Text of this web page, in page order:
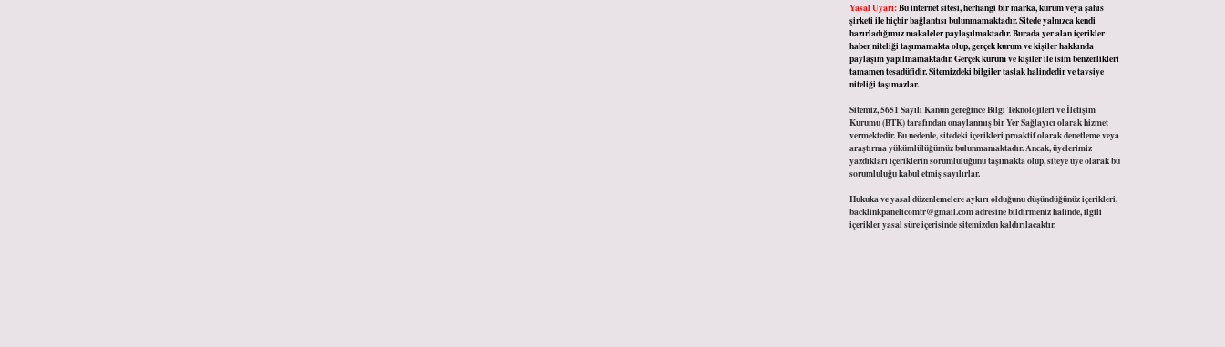
Yasal Uyarı:Bu internet sitesi, herhangi bir marka, kurum veya şahıs
şirketi ile hiçbir bağlantısı bulunmamaktadır. Sitede yalnızca kendi
hazırladığımız makaleler paylaşılmaktadır. Burada yer alan içerikler
haber niteliği taşımamakta olup, gerçek kurum ve kişiler hakkında
paylaşım yapılmamaktadır. Gerçek kurum ve kişiler ile isim benzerlikleri
tamamen tesadüfidir. Sitemizdeki bilgiler taslak halindedir ve tavsiye
niteliği taşımazlar.
Sitemiz, 5651 Sayılı Kanun gereğince Bilgi Teknolojileri ve İletişim
Kurumu (BTK) tarafından onaylanmış bir Yer Sağlayıcı olarak hizmet
vermektedir. Bu nedenle, sitedeki içerikleri proaktif olarak denetleme veya
araştırma yükümlülüğümüz bulunmamaktadır. Ancak, üyelerimiz
yazdıkları içeriklerin sorumluluğunu taşımakta olup, siteye üye olarak bu
sorumluluğu kabul etmiş sayılırlar.
Hukuka ve yasal düzenlemelere aykırı olduğunu düşündüğünüz içerikleri,
backlinkpanelicomtr@gmail.comadresine bildirmeniz halinde, ilgili
içerikler yasal süre içerisinde sitemizden kaldırılacaktır.